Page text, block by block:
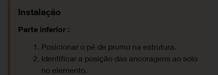
Instalação
Parte inferior :
Posicionar o pé de prumo na estrutura.
Identificar a posição das ancoragens ao solo
no elemento.